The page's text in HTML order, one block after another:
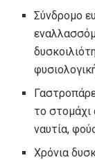
Σύνδρομο
το στομάχι
ναυτία,
Χρόνια